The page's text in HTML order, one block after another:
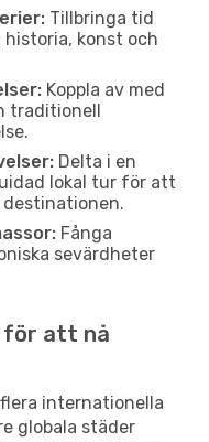
Tillbringa tid
konst och
Koppla av med
traditionell
Delta i en
lokal tur för att
Fånga
sevärdheter
för att nå
internationella
globala städer